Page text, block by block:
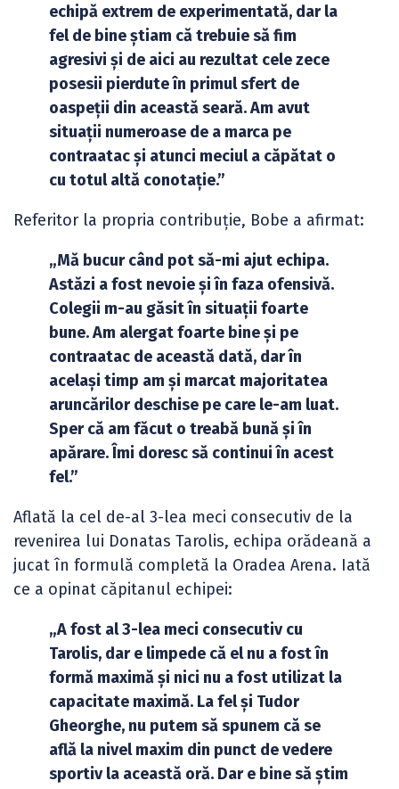
echipă extrem de experimentată, dar la
fel de bine știam că trebuie să fim
agresivi și de aici au rezultat cele zece
posesii pierdute în primul sfert de
oaspeții din această seară. Am avut
situații numeroase de a marca pe
contraatac și atunci meciul a căpătat o
cu totul altă conotație.”
Referitor la propria contribuție, Bobe a afirmat:
„Mă bucur când pot să-mi ajut echipa.
Astăzi a fost nevoie și în faza ofensivă.
Colegii m-au găsit în situații foarte
bune. Am alergat foarte bine și pe
contraatac de această dată, dar în
același timp am și marcat majoritatea
aruncărilor deschise pe care le-am luat.
Sper că am făcut o treabă bună și în
apărare. Îmi doresc să continui în acest
fel.”
Aflată la cel de-al 3-lea meci consecutiv de la
revenirea lui Donatas Tarolis, echipa orădeană a
jucat în formulă completă la Oradea Arena. Iată
ce a opinat căpitanul echipei:
„A fost al 3-lea meci consecutiv cu
Tarolis, dar e limpede că el nu a fost în
formă maximă și nici nu a fost utilizat la
capacitate maximă. La fel și Tudor
Gheorghe, nu putem să spunem că se
află la nivel maxim din punct de vedere
sportiv la această oră. Dar e bine să știm